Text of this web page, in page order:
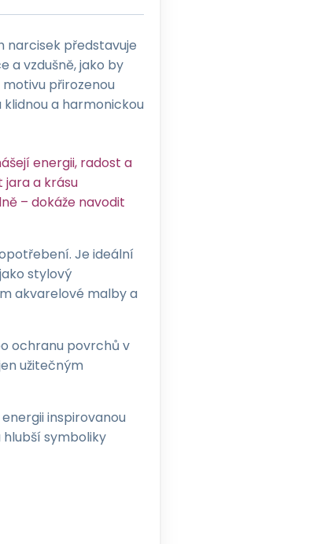
narcisek představuje
a vzdušně, jako by
přirozenou
a harmonickou
energii, radost a
jara a krásu
– dokáže navodit
Je ideální
stylový
akvarelové malby a
ochranu povrchů v
užitečným
inspirovanou
symboliky